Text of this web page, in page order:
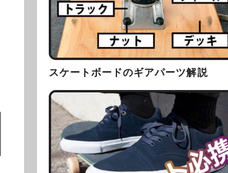
スケートボードのギアパーツ解説